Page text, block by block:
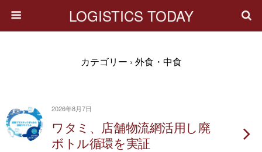
LOGISTICS TODAY
カテゴリー › 外食・中食
2026年8月7日
ワタミ、店舗物流網活用し廃
ボトル循環を実証